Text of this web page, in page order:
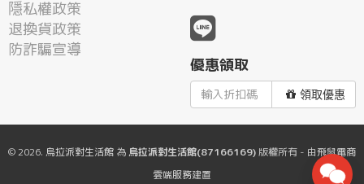
隱私權政策
退換貨政策
防詐騙宣導
優惠領取
領取優惠
© 2026. 烏拉派對生活館 為 烏拉派對生活館(87166169)版權所有 - 由飛鼠電商
雲端服務建置